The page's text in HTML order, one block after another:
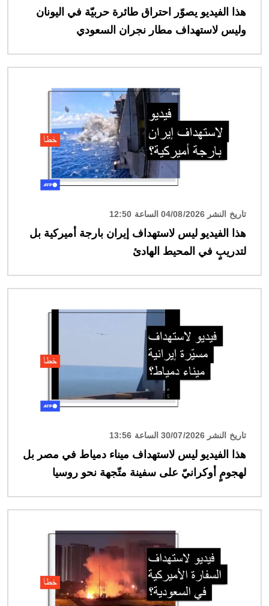
هذا الفيديو يصوّر احتراق طائرة حربيّة في اليونان
وليس لاستهداف مطار نجران السعودي
تاريخ النشر 04/08/2026 الساعة 12:50
هذا الفيديو ليس لاستهداف إيران بارجة أميركية بل
لتدريبٍ في المحيط الهادئ
تاريخ النشر 30/07/2026 الساعة 13:56
هذا الفيديو ليس لاستهداف ميناء دمياط في مصر بل
لهجومٍ أوكرانيّ على سفينة متّجهة نحو روسيا